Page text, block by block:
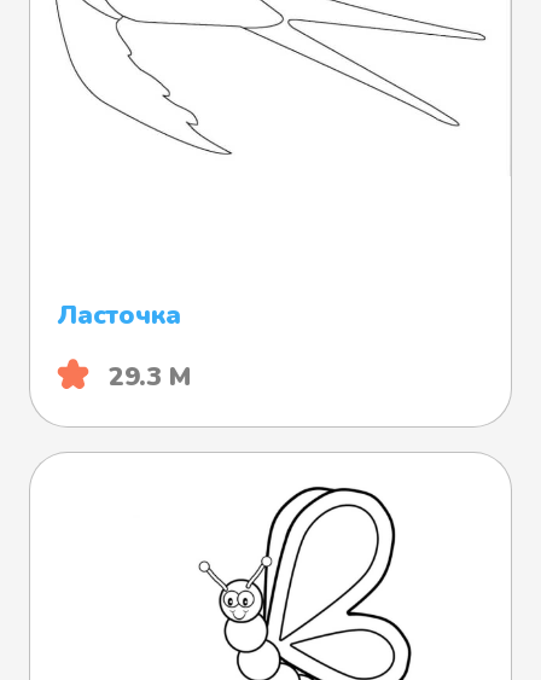
Ласточка
29.3 М